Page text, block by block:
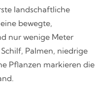
landschaftliche
bewegte,
nur wenige Meter
Palmen, niedrige
Pflanzen markieren die